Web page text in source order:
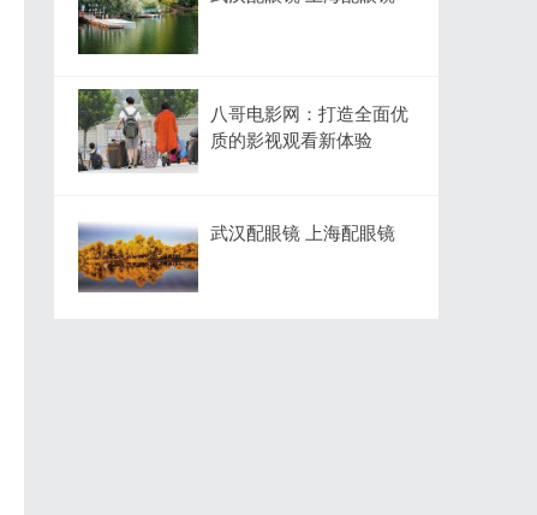
八哥电影网：打造全面优
质的影视观看新体验
武汉配眼镜 上海配眼镜